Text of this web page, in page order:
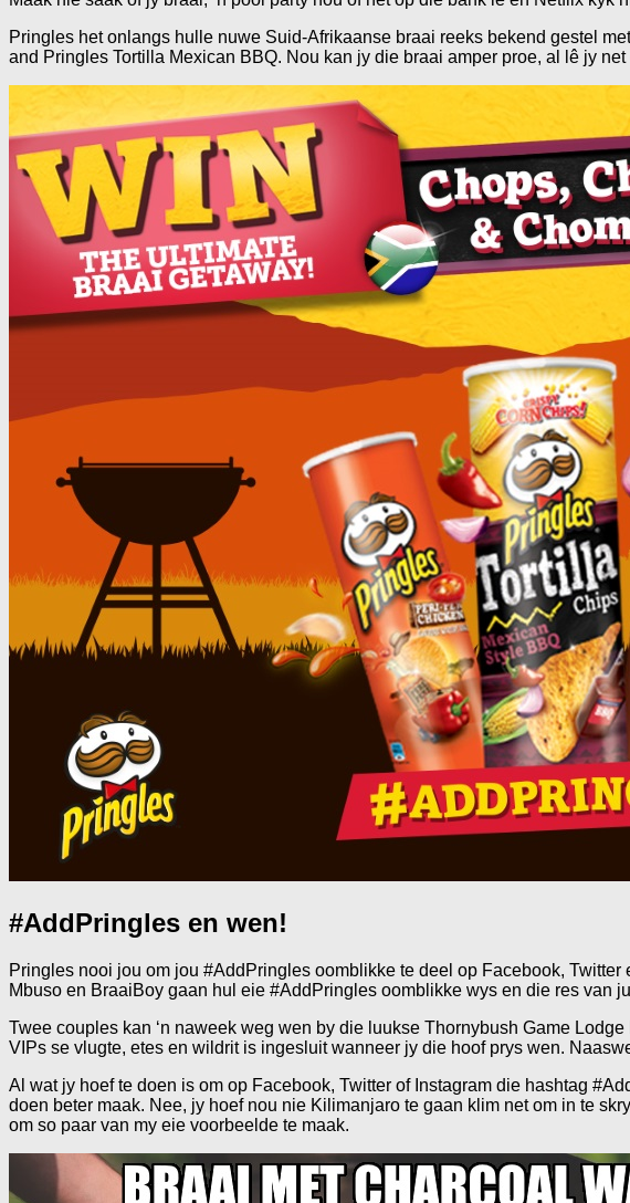
Pringles het onlangs hulle nuwe Suid-Afrikaanse braai reeks bekend gestel
and Pringles Tortilla Mexican BBQ. Nou kan jy die braai amper proe, al lê jy
#AddPringles en wen!
Pringles nooi jou om jou #AddPringles oomblikke te deel op Facebook,
Mbuso en BraaiBoy gaan hul eie #AddPringles oomblikke wys en die res van
Twee couples kan ‘n naweek weg wen by die luukse Thornybush Game
VIPs se vlugte, etes en wildrit is ingesluit wanneer jy die hoof prys wen.
Al wat jy hoef te doen is om op Facebook, Twitter of Instagram die hashtag
doen beter maak. Nee, jy hoef nou nie Kilimanjaro te gaan klim net om in te
om so paar van my eie voorbeelde te maak.